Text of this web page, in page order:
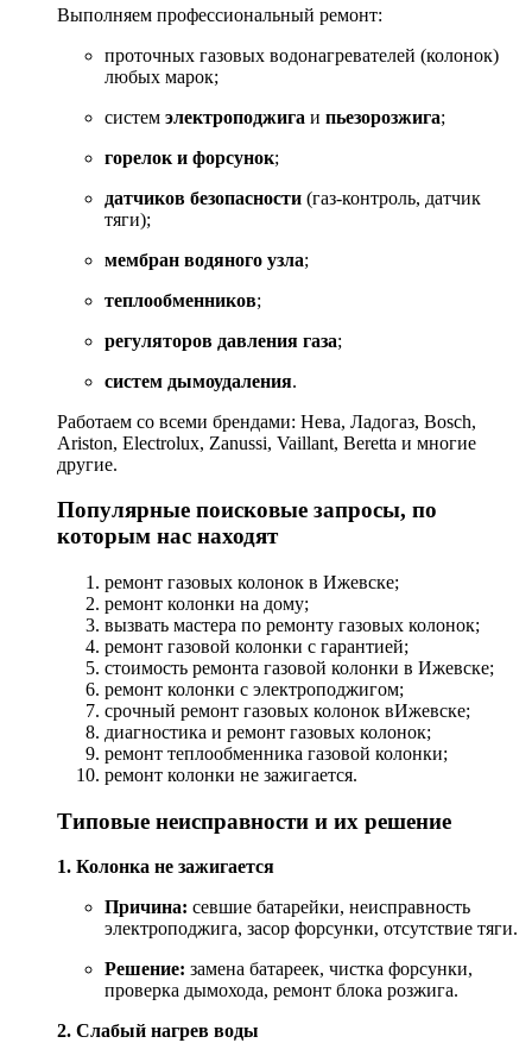
Выполняем профессиональный ремонт:
проточных газовых водонагревателей (колонок)
любых марок;
систем электроподжига и пьезорозжига;
горелок и форсунок;
датчиков безопасности (газ‑контроль, датчик
тяги);
мембран водяного узла;
теплообменников;
регуляторов давления газа;
систем дымоудаления.
Работаем со всеми брендами: Нева, Ладогаз, Bosch,
Ariston, Electrolux, Zanussi, Vaillant, Beretta и многие
другие.
Популярные поисковые запросы, по
которым нас находят
ремонт газовых колонок в Ижевске;
ремонт колонки на дому;
вызвать мастера по ремонту газовых колонок;
ремонт газовой колонки с гарантией;
стоимость ремонта газовой колонки в Ижевске;
ремонт колонки с электроподжигом;
срочный ремонт газовых колонок вИжевске;
диагностика и ремонт газовых колонок;
ремонт теплообменника газовой колонки;
ремонт колонки не зажигается.
Типовые неисправности и их решение
1. Колонка не зажигается
Причина: севшие батарейки, неисправность
электроподжига, засор форсунки, отсутствие тяги.
Решение: замена батареек, чистка форсунки,
проверка дымохода, ремонт блока розжига.
2. Слабый нагрев воды